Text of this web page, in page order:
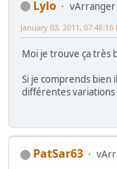
Lylo
vArranger
January 03, 2011, 07:46:16
Moi je trouve ça très
Si je comprends bien
différentes variations
PatSar63